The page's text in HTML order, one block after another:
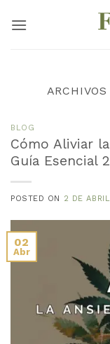
BLOG
Cómo Aliviar
Guía Esencial
POSTED ON 2 DE
02
Abr